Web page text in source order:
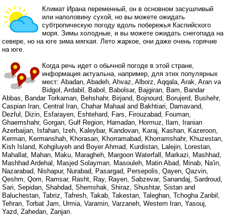
Климат Ирана переменный, он в основном засушливый
или наполовину сухой, но вы можете ожидать
субтропическую погоду вдоль побережья Каспийского
моря. Зимы холодные, и вы можете ожидать снегопада на
севере, но на юге зима мягкая. Лето жаркое, они даже очень горячие
на юге.
Когда речь идет о обычной погоде в этой стране,
информация актуальна, например, для этих популярных
мест: Abadan, Abadeh, Ahvaz, Alborz, Aqqala, Arak, Aran va
Bidgol, Ardabil, Babol, Babolsar, Bajgiran, Bam, Bandar
Abbas, Bandar Torkaman, Behshahr, Birjand, Bojnourd, Borujerd, Bushehr,
Caspian Iran, Central Iran, Chahar Mahaal and Bakhtiari, Damavand,
Dezful, Dizin, Esfarayen, Eshtehard, Fars, Firouzabad, Fouman,
Ghaemshahr, Gorgan, Gulf Region, Hamadan, Hormuz, Ilam, Iranian
Azerbaijan, Isfahan, Izeh, Kaleybar, Kandovan, Karaj, Kashan, Kazeroon,
Kerman, Kermanshah, Khorasan, Khorramabad, Khorramshahr, Khuzestan,
Kish Island, Kohgiluyeh and Boyer Ahmad, Kurdistan, Lalejin, Lorestan,
Mahallat, Mahan, Maku, Maragheh, Margoon Waterfall, Markazi, Mashhad,
Mashhad Ardehal, Masjed Solayman, Masouleh, Matin Abad, Minab, Na'in,
Nazarabad, Nishapur, Nurabad, Pasargad, Persepolis, Qayen, Qazvin,
Qeshm, Qom, Ramsar, Rasht, Ray, Rayen, Sabzevar, Sanandaj, Sardroud,
Sari, Sepidan, Shahdad, Shemshak, Shiraz, Shushtar, Sistan and
Baluchestan, Tabriz, Tafresh, Takab, Takestan, Taleghan, Tchogha Zanbil,
Tehran, Torbat Jam, Urmia, Varamin, Varzaneh, Western Iran, Yasouj,
Yazd, Zahedan, Zanjan.